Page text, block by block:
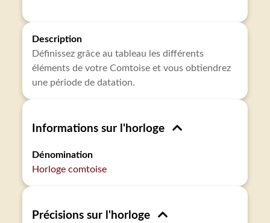
Description
Définissez grâce au tableau les différents
éléments de votre Comtoise et vous obtiendrez
une période de datation.
Informations sur l'horloge
Dénomination
Horloge comtoise
Précisions sur l'horloge